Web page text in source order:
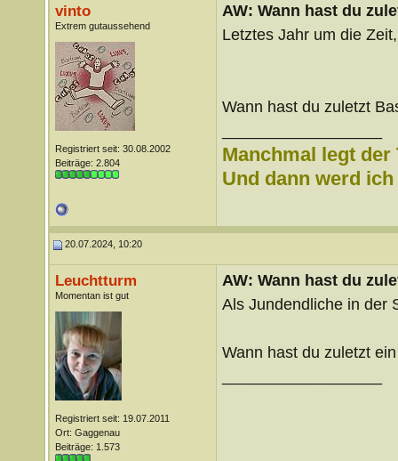
vinto
Extrem gutaussehend
Registriert seit: 30.08.2002
Beiträge: 2.804
AW: Wann hast du
Letztes Jahr um die
Wann hast du zuletzt
Manchmal legt
Und dann werd
20.07.2024, 10:20
Leuchtturm
Momentan ist gut
Registriert seit: 19.07.2011
Ort: Gaggenau
Beiträge: 1.573
AW: Wann hast du
Als Jundendliche in der
Wann hast du zuletzt